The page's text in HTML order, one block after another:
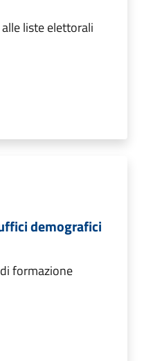
liste elettorali
demografici
formazione